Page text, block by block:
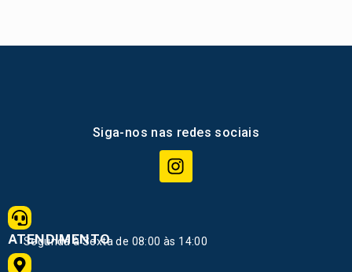
Siga-nos nas redes sociais
ATENDIMENTO
Segunda à Sexta de 08:00 às 14:00